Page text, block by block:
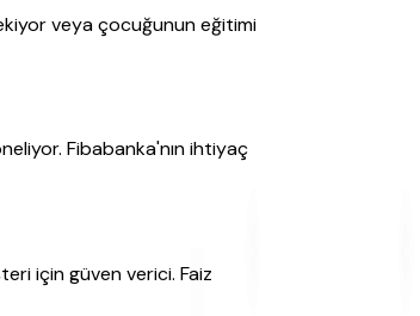
veya çocuğunun eğitimi
Fibabanka'nın ihtiyaç
için güven verici. Faiz